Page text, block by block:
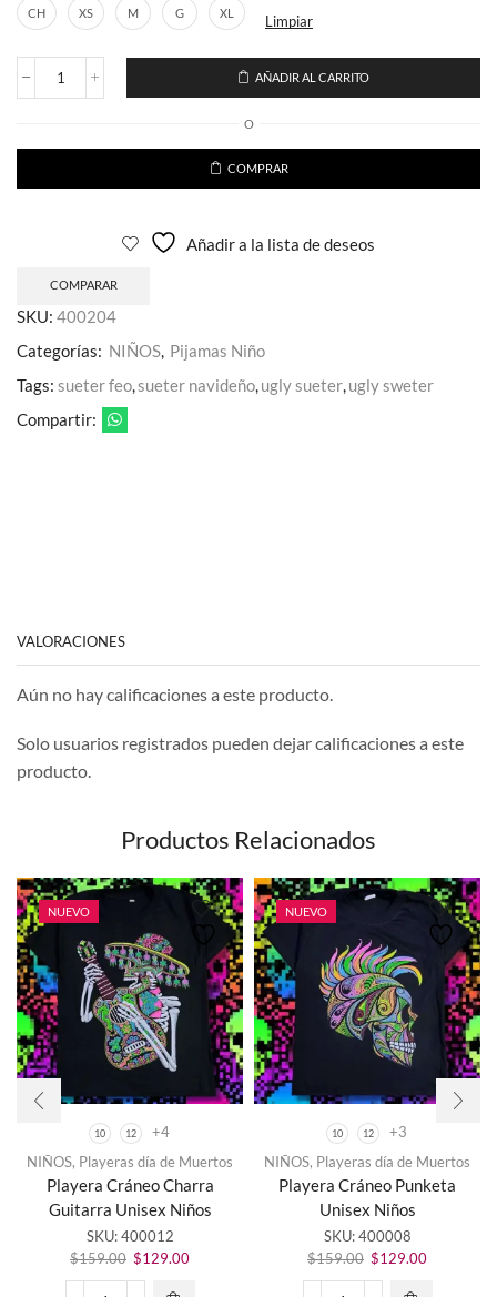
CH XS M G XL Limpiar
Pijama
angel
cantidad
AÑADIR AL CARRITO
O
COMPRAR
Añadir a la lista de deseos
COMPARAR
SKU: 400204
Categorías: NIÑOS, Pijamas Niño
Tags: sueter feo,sueter navideño,ugly sueter,ugly sweter
Compartir:
VALORACIONES
Aún no hay calificaciones a este producto.
Solo usuarios registrados pueden dejar calificaciones a este
producto.
Productos Relacionados
NUEVO
10 12
+4
NIÑOS, Playeras día de Muertos
Playera Cráneo Charra
Guitarra Unisex Niños
SKU:400012
$159.00 El
precio
$129.00El
Este
producto
tiene
múltiples
variantes.
Las
NUEVO
10 12
+3
NIÑOS, Playeras día de Muertos
Playera Cráneo Punketa
Unisex Niños
SKU:400008
$159.00 El
precio
$129.00El
Este
producto
tiene
múltiples
variantes.
Las